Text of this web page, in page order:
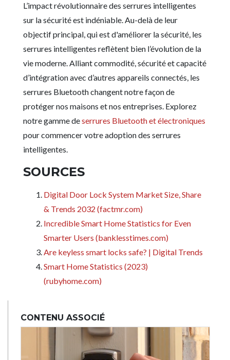
L’impact révolutionnaire des serrures intelligentes
sur la sécurité est indéniable. Au-delà de leur
objectif principal, qui est d'améliorer la sécurité, les
serrures intelligentes reflètent bien l’évolution de la
vie moderne. Alliant commodité, sécurité et capacité
d’intégration avec d’autres appareils connectés, les
serrures Bluetooth changent notre façon de
protéger nos maisons et nos entreprises. Explorez
notre gamme deserrures Bluetooth et électroniques
pour commencer votre adoption des serrures
intelligentes.
SOURCES
Digital Door Lock System Market Size, Share
& Trends 2032 (factmr.com)
Incredible Smart Home Statistics for Even
Smarter Users (banklesstimes.com)
Are keyless smart locks safe? | Digital Trends
Smart Home Statistics (2023)
(rubyhome.com)
CONTENU ASSOCIÉ